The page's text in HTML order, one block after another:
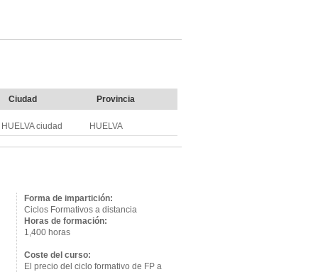
Ciudad Provincia
HUELVA ciudad HUELVA
Forma de impartición:
Ciclos Formativos a distancia
Horas de formación:
1,400 horas
Coste del curso:
El precio del ciclo formativo de FP a